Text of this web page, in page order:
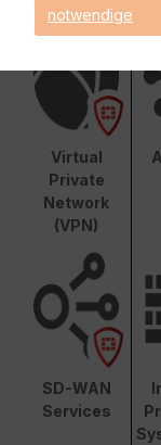
Virtual
Private
Network
(VPN)
SD-WAN
Services
notwendige